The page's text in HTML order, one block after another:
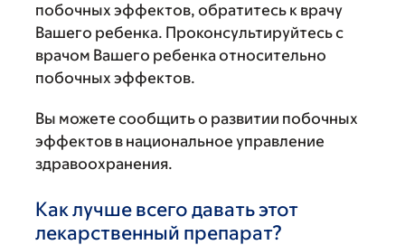
побочных эффектов, обратитесь к врачу
Вашего ребенка. Проконсультируйтесь с
врачом Вашего ребенка относительно
побочных эффектов.
Вы можете сообщить о развитии побочных
эффектов в национальное управление
здравоохранения.
Как лучше всего давать этот
лекарственный препарат?